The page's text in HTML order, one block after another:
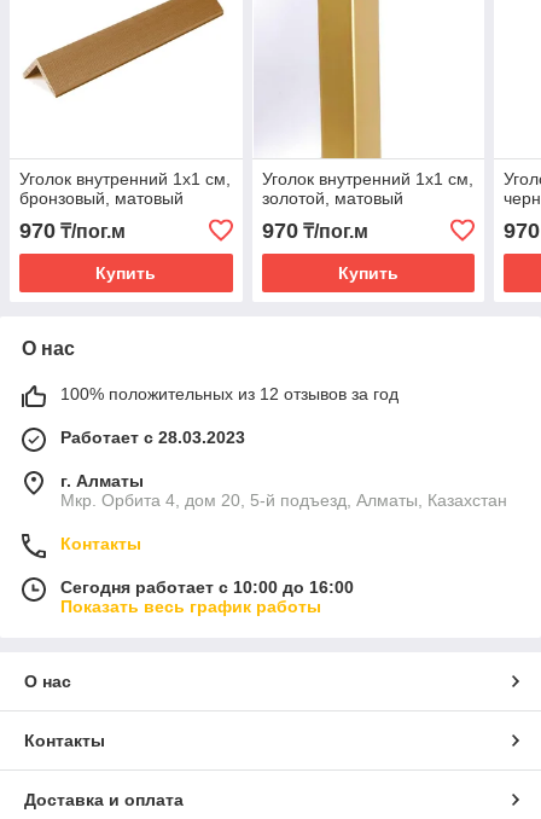
Уголок внутренний 1х1 см,
бронзовый, матовый
970 ₸/пог.м
Купить
Уголок внутренний 1х1 см,
золотой, матовый
970₸/пог.м
Купить
970
О нас
100% положительных из 12 отзывов за год
Работает с 28.03.2023
г. Алматы
Мкр. Орбита 4, дом 20, 5-й подъезд, Алматы, Казахстан
Контакты
Сегодня работает с 10:00 до 16:00
Показать весь график работы
О нас
Контакты
Доставка и оплата